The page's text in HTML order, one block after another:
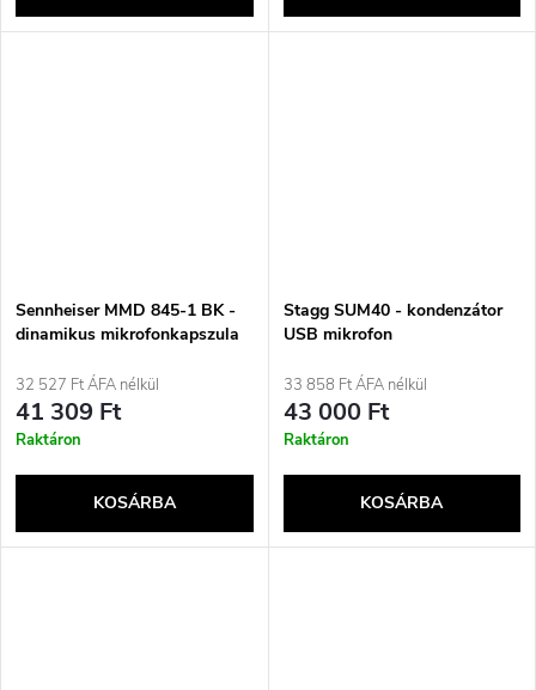
Sennheiser MMD 845-1 BK -
dinamikus mikrofonkapszula
karakterisztikával
32 527 Ft ÁFA nélkül
41 309 Ft
Raktáron
KOSÁRBA
Stagg SUM40 - kondenzátor
USB mikrofon
33 858 Ft ÁFA nélkül
43 000 Ft
Raktáron
KOSÁRBA